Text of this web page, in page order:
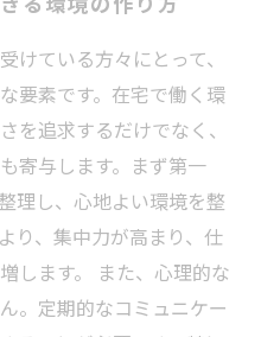
けている方々にとって、
要素です。在宅で働く環
を追求するだけでなく、
寄与します。まず第一
理し、心地よい環境を整
り、集中力が高まり、仕
します。 また、心理的な
。定期的なコミュニケー